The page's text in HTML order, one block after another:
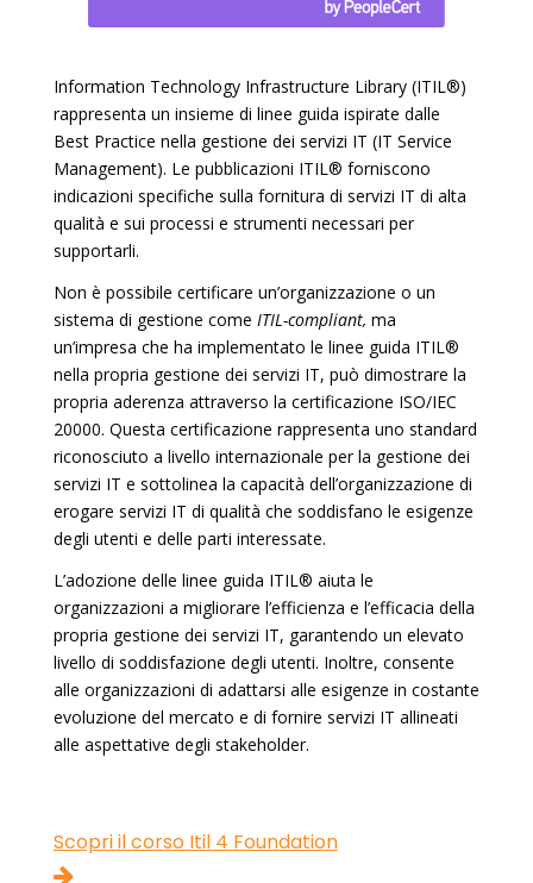
Information Technology Infrastructure Library (ITIL®)
rappresenta un insieme di linee guida ispirate dalle
Best Practice nella gestione dei servizi IT (IT Service
Management). Le pubblicazioni ITIL® forniscono
indicazioni specifiche sulla fornitura di servizi IT di alta
qualità e sui processi e strumenti necessari per
supportarli.
Non è possibile certificare un’organizzazione o un
sistema di gestione come ITIL-compliant, ma
un’impresa che ha implementato le linee guida ITIL®
nella propria gestione dei servizi IT, può dimostrare la
propria aderenza attraverso la certificazione ISO/IEC
20000. Questa certificazione rappresenta uno standard
riconosciuto a livello internazionale per la gestione dei
servizi IT e sottolinea la capacità dell’organizzazione di
erogare servizi IT di qualità che soddisfano le esigenze
degli utenti e delle parti interessate.
L’adozione delle linee guida ITIL® aiuta le
organizzazioni a migliorare l’efficienza e l’efficacia della
propria gestione dei servizi IT, garantendo un elevato
livello di soddisfazione degli utenti. Inoltre, consente
alle organizzazioni di adattarsi alle esigenze in costante
evoluzione del mercato e di fornire servizi IT allineati
alle aspettative degli stakeholder.
Scopri il corso Itil 4 Foundation